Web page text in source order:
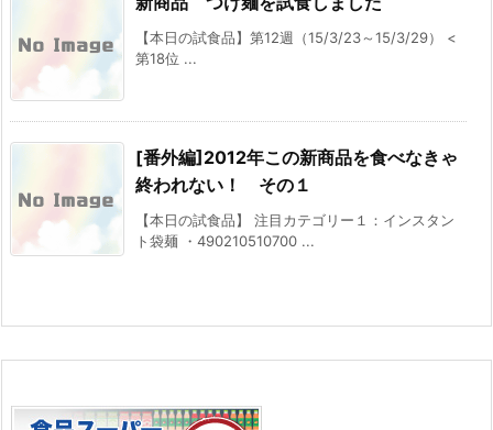
【本日の試食品】第12週（15/3/23～15/3/29） <
第18位 ...
[番外編]2012年この新商品を食べなきゃ
終われない！ その１
【本日の試食品】 注目カテゴリー１：インスタン
ト袋麺 ・490210510700 ...